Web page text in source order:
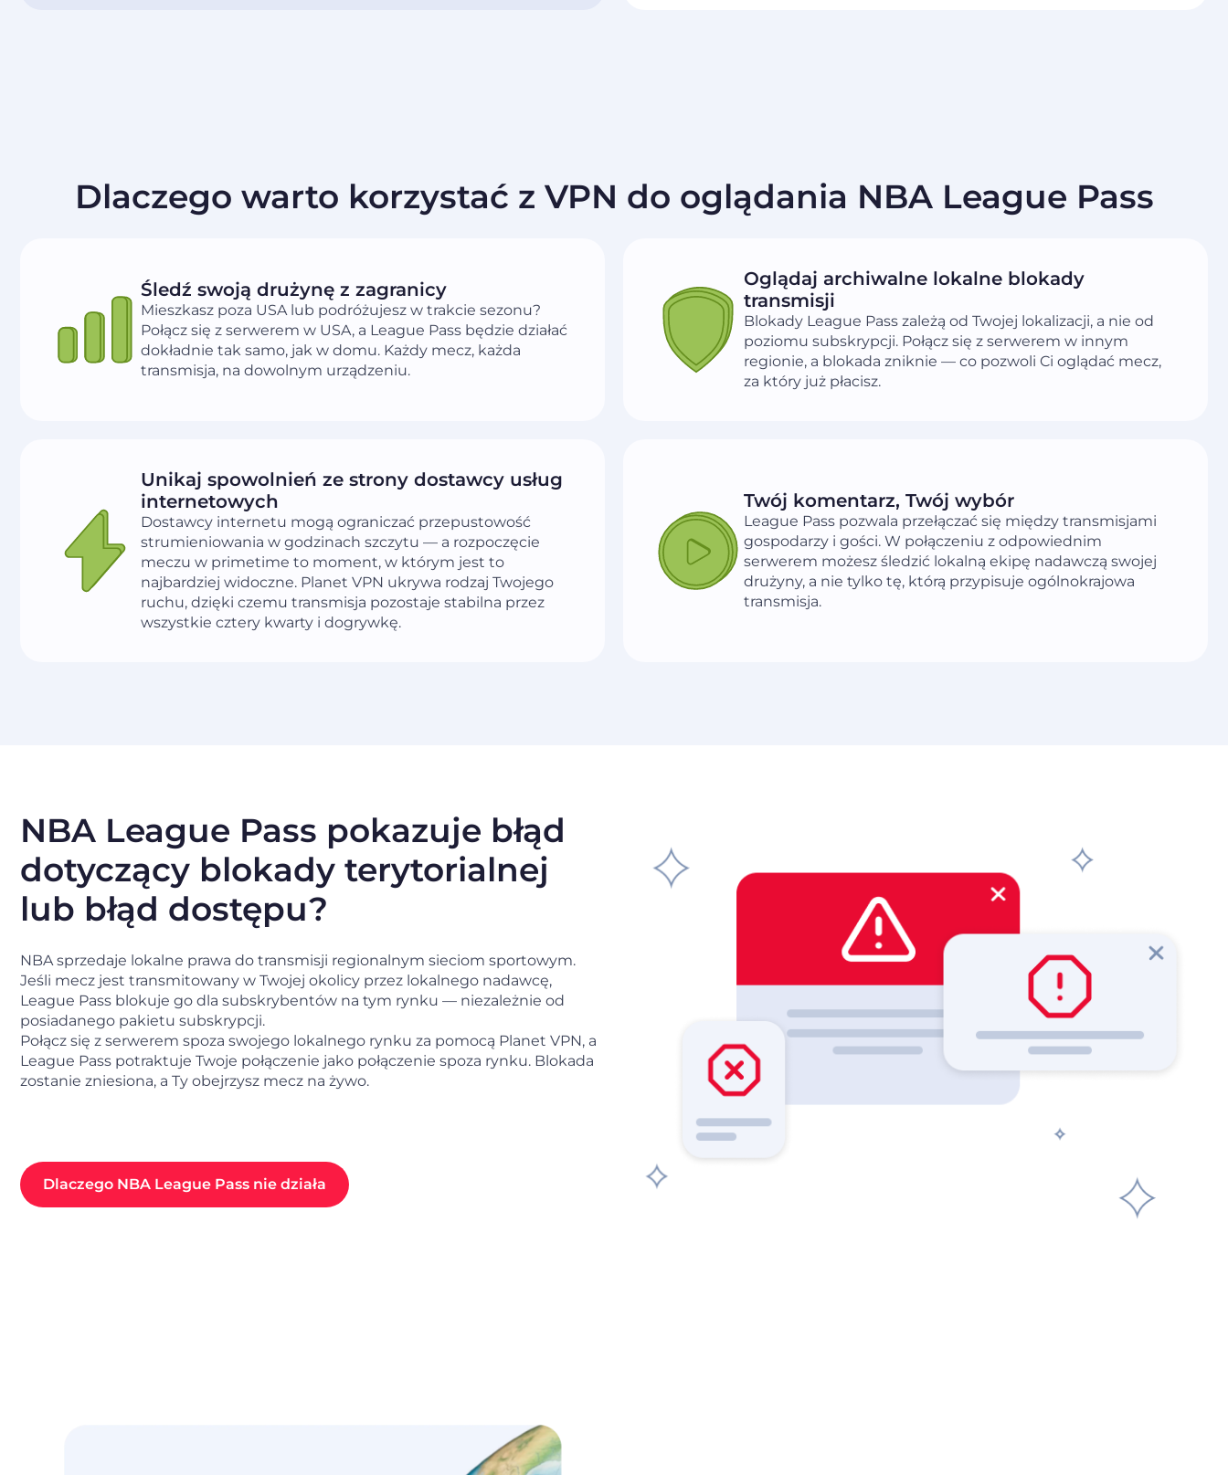
Dlaczego warto korzystać z VPN do oglądania NBA League Pass
Śledź swoją drużynę z zagranicy
Mieszkasz poza USA lub podróżujesz w trakcie sezonu?
Połącz się z serwerem w USA, a League Pass będzie działać
dokładnie tak samo, jak w domu. Każdy mecz, każda
transmisja, na dowolnym urządzeniu.
Oglądaj archiwalne lokalne blokady
transmisji
Blokady League Pass zależą od Twojej lokalizacji, a nie od
poziomu subskrypcji. Połącz się z serwerem w innym
regionie, a blokada zniknie — co pozwoli Ci oglądać mecz,
za który już płacisz.
Unikaj spowolnień ze strony dostawcy usług
internetowych
Dostawcy internetu mogą ograniczać przepustowość
strumieniowania w godzinach szczytu — a rozpoczęcie
meczu w primetime to moment, w którym jest to
najbardziej widoczne. Planet VPN ukrywa rodzaj Twojego
ruchu, dzięki czemu transmisja pozostaje stabilna przez
wszystkie cztery kwarty i dogrywkę.
Twój komentarz, Twój wybór
League Pass pozwala przełączać się między transmisjami
gospodarzy i gości. W połączeniu z odpowiednim
serwerem możesz śledzić lokalną ekipę nadawczą swojej
drużyny, a nie tylko tę, którą przypisuje ogólnokrajowa
transmisja.
NBA League Pass pokazuje błąd
dotyczący blokady terytorialnej
lub błąd dostępu?
NBA sprzedaje lokalne prawa do transmisji regionalnym sieciom sportowym.
Jeśli mecz jest transmitowany w Twojej okolicy przez lokalnego nadawcę,
League Pass blokuje go dla subskrybentów na tym rynku — niezależnie od
posiadanego pakietu subskrypcji.
Połącz się z serwerem spoza swojego lokalnego rynku za pomocą Planet VPN, a
League Pass potraktuje Twoje połączenie jako połączenie spoza rynku. Blokada
zostanie zniesiona, a Ty obejrzysz mecz na żywo.
Dlaczego NBA League Pass nie działa